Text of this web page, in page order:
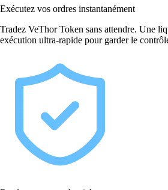
Exécutez vos ordres instantanément
Tradez VeThor Token sans attendre. Une
exécution ultra-rapide pour garder le